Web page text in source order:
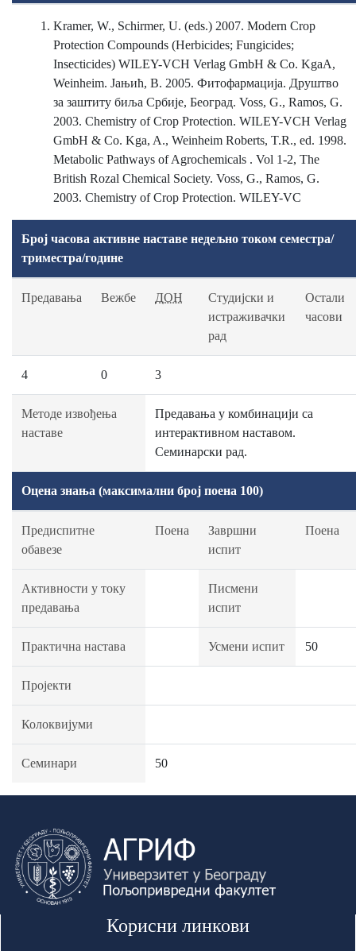
Kramer, W., Schirmer, U. (eds.) 2007. Modern Crop
Protection Compounds (Herbicides; Fungicides;
Insecticides) WILEY-VCH Verlag GmbH & Co. KgaA,
Weinheim. Jaњић, В. 2005. Фитофармација. Друштво
за заштиту биља Србије, Београд. Voss, G., Ramos, G.
2003. Chemistry of Crop Protection. WILEY-VCH Verlag
GmbH & Co. Kga, A., Weinheim Roberts, T.R., ed. 1998.
Metabolic Pathways of Agrochemicals . Vol 1-2, The
British Rozal Chemical Society. Voss, G., Ramos, G.
2003. Chemistry of Crop Protection. WILEY-VC
Број часова активне наставе недељно током семестра/
триместра/године
Предавања Вежбе ДОН
Студијски и
истраживачки
рад
Остали
часови
4 0 3
Методе извођења
наставе
Предавања у комбинацији са
интерактивном наставом.
Семинарски рад.
Оцена знања (максимални број поена 100)
Предиспитне
обавезе
Поена
Завршни
испит
Поена
Активности у току
предавања
Писмени
испит
Практична настава Усмени испит 50
Пројекти
Колоквијуми
Семинари 50
Корисни линкови